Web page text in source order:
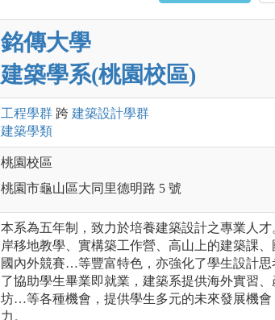
銘傳大學
建築學系(桃園校區)
工程學群 跨 建築設計學群
建築學類
桃園校區
桃園市龜山區大同里德明路 5 號
本系為五年制，致力於培養建築設計之專業人
岸移地教學、實構築工作營、高山上的建築課
國內外競賽…等豐富特色，亦強化了學生設計思
了協助學生畢業即就業，建築系提供海外實習
坊…等各種機會，提供學生多元的未來發展機會
力。